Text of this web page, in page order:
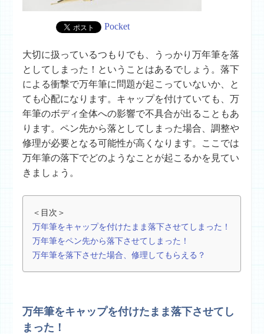
Pocket
大切に扱っているつもりでも、うっかり万年筆を落
としてしまった！ということはあるでしょう。落下
による衝撃で万年筆に問題が起こっていないか、と
ても心配になります。キャップを付けていても、万
年筆のボディ全体への影響で不具合が出ることもあ
ります。ペン先から落としてしまった場合、調整や
修理が必要となる可能性が高くなります。ここでは
万年筆の落下でどのようなことが起こるかを見てい
きましょう。
＜目次＞
万年筆をキャップを付けたまま落下させてしまった！
万年筆をペン先から落下させてしまった！
万年筆を落下させた場合、修理してもらえる？
万年筆をキャップを付けたまま落下させてし
まった！